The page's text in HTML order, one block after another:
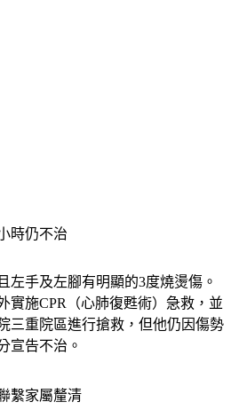
左手及左腳有明顯的3度燒燙傷。
實施CPR（心肺復甦術）急救，並
三重院區進行搶救，但他仍因傷勢